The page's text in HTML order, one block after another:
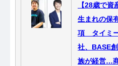
【28歳で
生まれの保
項 タイミ
社、BASE
族が経営…